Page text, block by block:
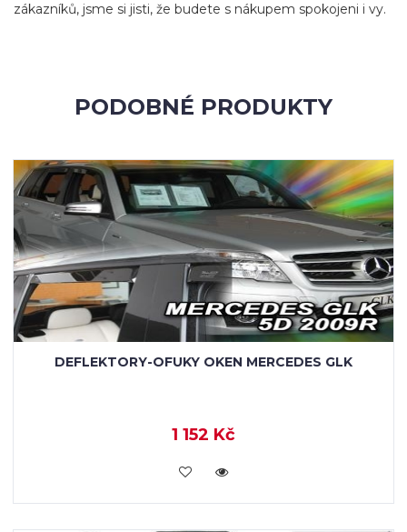
zákazníků, jsme si jisti, že budete s nákupem spokojeni i vy.
PODOBNÉ PRODUKTY
DEFLEKTORY-OFUKY OKEN MERCEDES GLK
1 152 Kč
KOUPIT